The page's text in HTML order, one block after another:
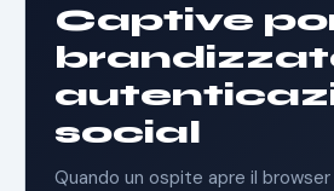
Captive
social
Quando un ospite apre il